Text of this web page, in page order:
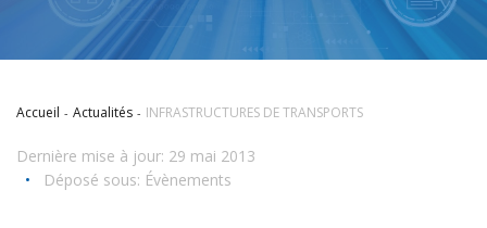
Accueil Actualités INFRASTRUCTURES DE TRANSPORTS
Dernière mise à jour: 29 mai 2013
•
Déposé sous: Évènements